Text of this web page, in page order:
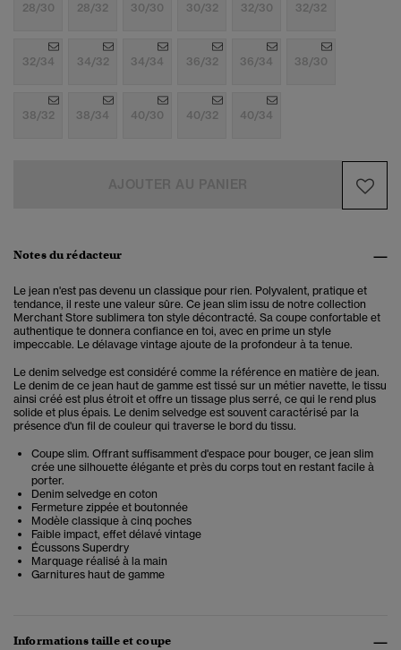
28/30 28/32 30/30 30/32 32/30 32/32
32/34 34/32 34/34 36/32 36/34 38/30
38/32 38/34 40/30 40/32 40/34
Notes du rédacteur
Le jean n'est pas devenu un classique pour rien. Polyvalent, pratique et
tendance, il reste une valeur sûre. Ce jean slim issu de notre collection
Merchant Store sublimera ton style décontracté. Sa coupe confortable et
authentique te donnera confiance en toi, avec en prime un style
impeccable. Le délavage vintage ajoute de la profondeur à ta tenue.
Le denim selvedge est considéré comme la référence en matière de jean.
Le denim de ce jean haut de gamme est tissé sur un métier navette, le tissu
ainsi créé est plus étroit et offre un tissage plus serré, ce qui le rend plus
solide et plus épais. Le denim selvedge est souvent caractérisé par la
présence d'un fil de couleur qui traverse le bord du tissu.
Coupe slim. Offrant suffisamment d'espace pour bouger, ce jean slim
crée une silhouette élégante et près du corps tout en restant facile à
porter.
Denim selvedge en coton
Fermeture zippée et boutonnée
Modèle classique à cinq poches
Faible impact, effet délavé vintage
Écussons Superdry
Marquage réalisé à la main
Garnitures haut de gamme
Informations taille et coupe